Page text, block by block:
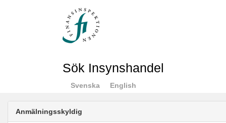
Sök Insynshandel
Svenska English
Anmälningsskyldig